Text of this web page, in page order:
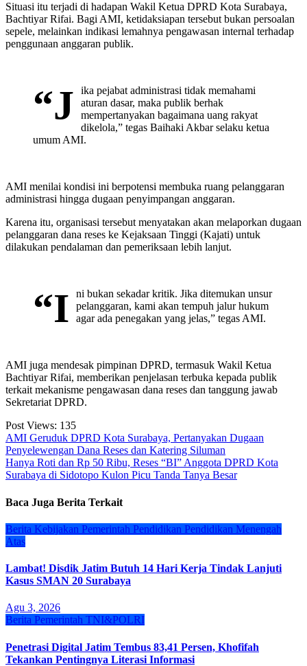
Situasi itu terjadi di hadapan Wakil Ketua DPRD Kota Surabaya,
Bachtiyar Rifai. Bagi AMI, ketidaksiapan tersebut bukan persoalan
sepele, melainkan indikasi lemahnya pengawasan internal terhadap
penggunaan anggaran publik.
“J
ika pejabat administrasi tidak memahami
aturan dasar, maka publik berhak
mempertanyakan bagaimana uang rakyat
dikelola,” tegas Baihaki Akbar selaku ketua
umum AMI.
AMI menilai kondisi ini berpotensi membuka ruang pelanggaran
administrasi hingga dugaan penyimpangan anggaran.
Karena itu, organisasi tersebut menyatakan akan melaporkan dugaan
pelanggaran dana reses ke Kejaksaan Tinggi (Kajati) untuk
dilakukan pendalaman dan pemeriksaan lebih lanjut.
“I
ni bukan sekadar kritik. Jika ditemukan unsur
pelanggaran, kami akan tempuh jalur hukum
agar ada penegakan yang jelas,” tegas AMI.
AMI juga mendesak pimpinan DPRD, termasuk Wakil Ketua
Bachtiyar Rifai, memberikan penjelasan terbuka kepada publik
terkait mekanisme pengawasan dana reses dan tanggung jawab
Sekretariat DPRD.
Post Views: 135
Navigasi
pos
AMI Geruduk DPRD Kota Surabaya, Pertanyakan Dugaan
Penyelewengan Dana Reses dan Katering Siluman
Hanya Roti dan Rp 50 Ribu, Reses “BI” Anggota DPRD Kota
Surabaya di Sidotopo Kulon Picu Tanda Tanya Besar
Baca Juga Berita Terkait
Berita Kebijakan Pemerintah Pendidikan Pendidikan Menengah
Atas
Lambat! Disdik Jatim Butuh 14 Hari Kerja Tindak Lanjuti
Kasus SMAN 20 Surabaya
Agu 3, 2026
Berita Pemerintah TNI&POLRI
Penetrasi Digital Jatim Tembus 83,41 Persen, Khofifah
Tekankan Pentingnya Literasi Informasi